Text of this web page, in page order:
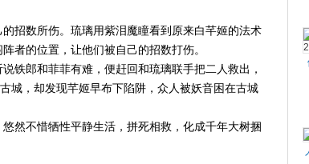
招数所伤。琉璃用紫泪魔瞳看到原来白芊姬的法术
者的位置，让他们被自己的招数打伤。
铁郎和菲菲有难，便赶回和琉璃联手把二人救出，
城，却发现芊姬早布下陷阱，众人被妖音困在古城
然不惜牺性平静生活，拼死相救，化成千年大树捆